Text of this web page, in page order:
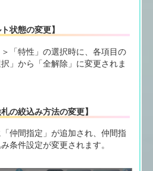
状態の変更】
「特性」の選択時に、各項目の
」から「全解除」に変更されま
の絞込み方法の変更】
仲間指定」が追加され、仲間指
条件設定が変更されます。